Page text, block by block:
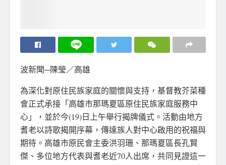
波新聞─陳瑩／高雄
為深化對原住民族家庭的關懷與支持，基督教芥菜種
會正式承接「高雄市那瑪夏區原住民族家庭服務中
心」，並於今(19)日上午舉行揭牌儀式。活動由地方
耆老以詩歌揭開序幕，傳達族人對中心啟用的祝福與
期待。高雄市原民會主委洪羽珊、那瑪夏區長孔賢
傑、多位地方代表與耆老近70人出席，共同見證這一